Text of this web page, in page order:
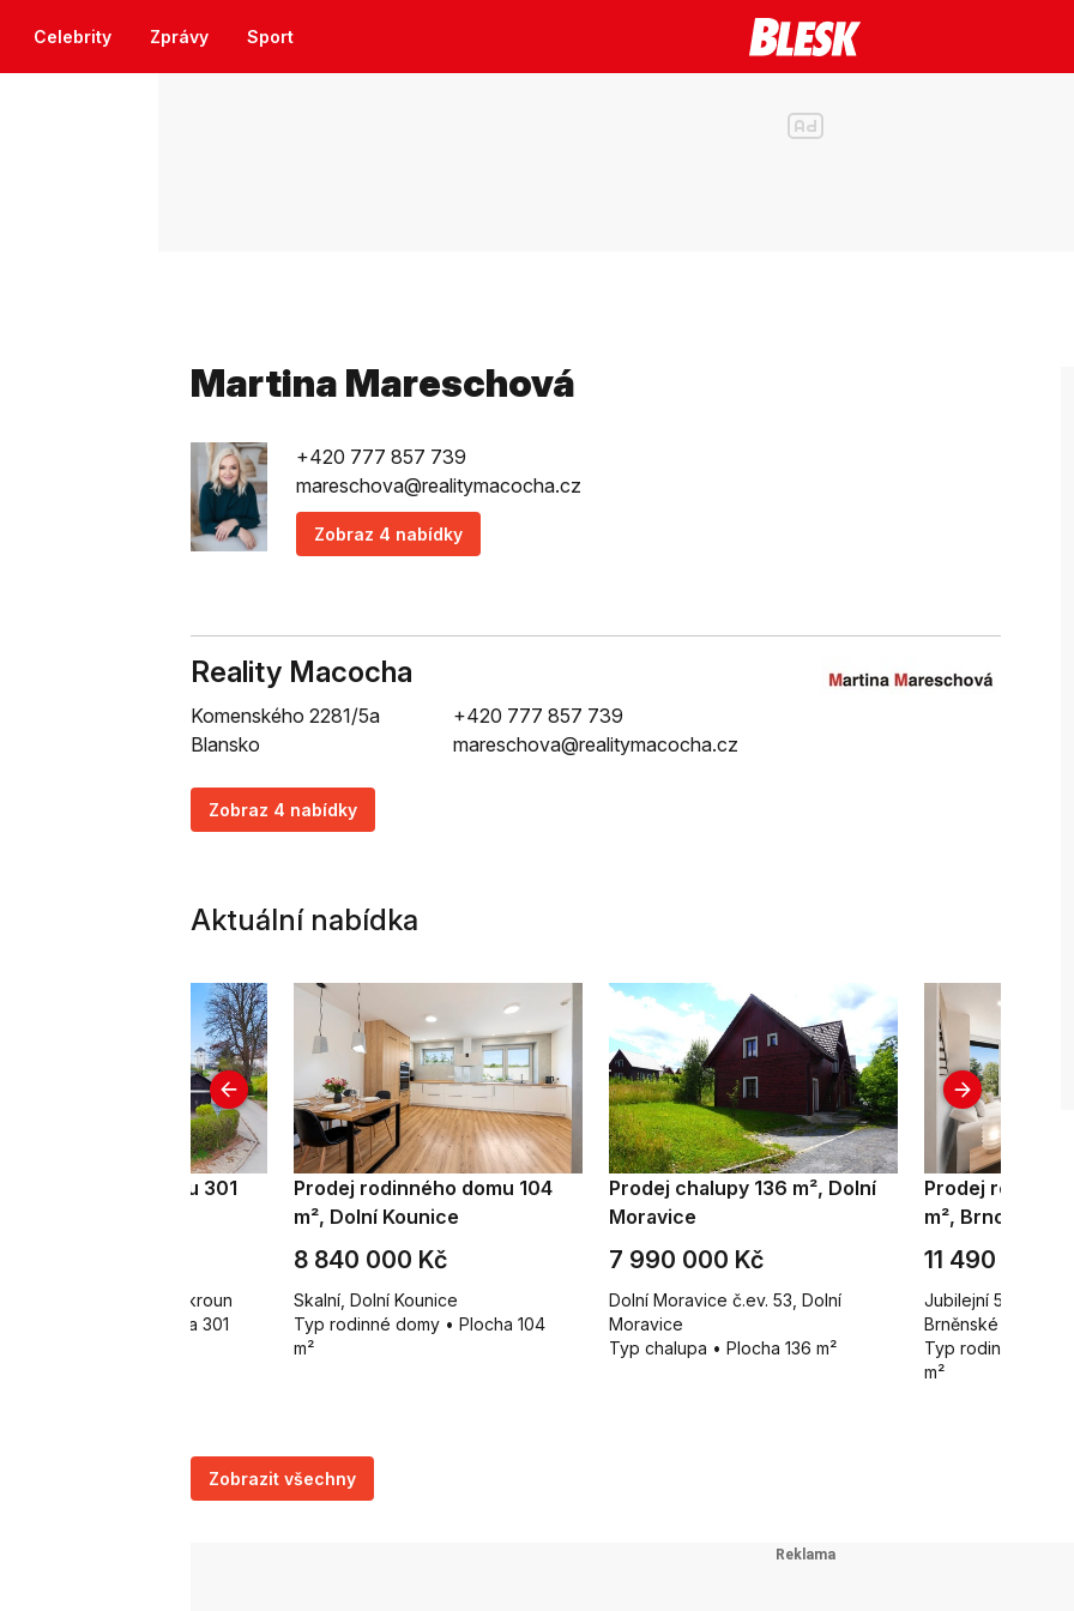
Celebrity Zprávy Sport
Martina Mareschová
+420 777 857 739
mareschova@realitymacocha.cz
Zobraz 4 nabídky
Reality Macocha
Komenského 2281/5a
Blansko
Zobraz 4 nabídky
+420 777 857 739
mareschova@realitymacocha.cz
Aktuální nabídka
rodinného domu 301
Třešňovec 103, Lanškroun
rodinné domy • Plocha 301
Prodej rodinného domu 104
m², Dolní Kounice
8 840 000 Kč
Skalní, Dolní Kounice
Typ rodinné domy • Plocha 104
m²
Prodej chalupy 136 m², Dolní
Moravice
7 990 000 Kč
Dolní Moravice č.ev. 53, Dolní
Moravice
Typ chalupa • Plocha 136 m²
Prodej
m², Brno -
11 490 000
Jubilejní 584/40b,
Brněnské
Typ rodinné domy
m²
Zobrazit všechny